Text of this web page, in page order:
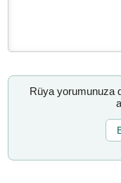
Rüya yorumunuza